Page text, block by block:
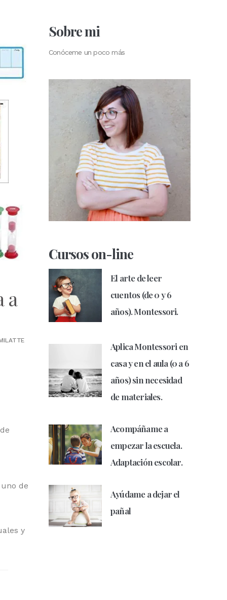
a
de
y
Sobre mi
Conóceme un poco más
Cursos on-line
El arte de leer
cuentos (de 0 y 6
años). Montessori.
Aplica Montessori en
casa y en el aula (0 a 6
años) sin necesidad
de materiales.
Acompáñame a
empezar la escuela.
Adaptación escolar.
Ayúdame a dejar el
pañal